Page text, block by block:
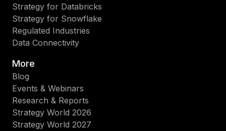
Strategy for Databricks
Strategy for Snowflake
Regulated Industries
Data Connectivity
More
Blog
Events & Webinars
Research & Reports
Strategy World 2026
Strategy World 2027